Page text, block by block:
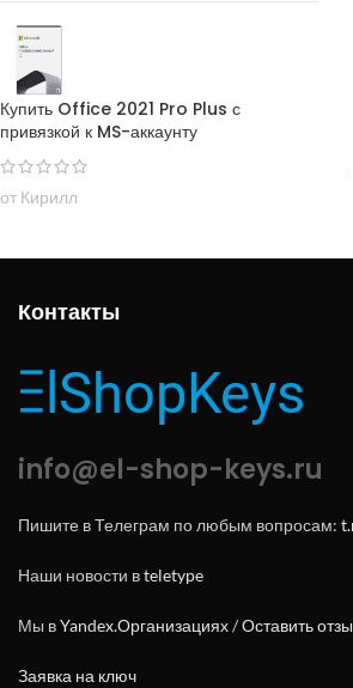
Купить Office 2021 Pro Plus с
привязкой к MS-аккаунту
от Кирилл
Контакты
info@el-shop-keys.ru
Пишите в Телеграм по любым вопросам:
Наши новости вteletype
Мы вYandex.Организациях/Оставить
Заявка на ключ